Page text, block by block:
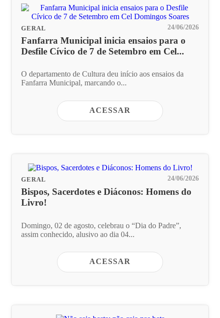
GERAL 24/06/2026
Fanfarra Municipal inicia ensaios para o
Desfile Cívico de 7 de Setembro em Cel...
O departamento de Cultura deu início aos ensaios da
Fanfarra Municipal, marcando o...
ACESSAR
GERAL 24/06/2026
Bispos, Sacerdotes e Diáconos: Homens do
Livro!
Domingo, 02 de agosto, celebrau o “Dia do Padre”,
assim conhecido, alusivo ao dia 04...
ACESSAR